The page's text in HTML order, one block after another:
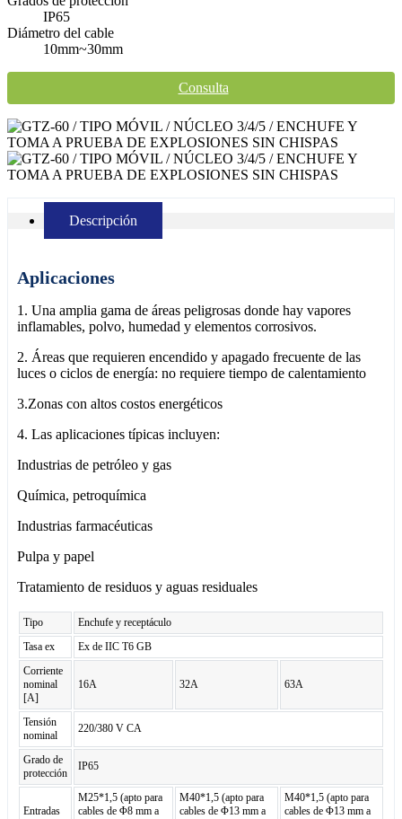
IP65
Diámetro del cable
10mm~30mm
Consulta
Descripción
Aplicaciones
1. Una amplia gama de áreas peligrosas donde hay vapores
inflamables, polvo, humedad y elementos corrosivos.
2. Áreas que requieren encendido y apagado frecuente de las
luces o ciclos de energía: no requiere tiempo de calentamiento
3.Zonas con altos costos energéticos
4. Las aplicaciones típicas incluyen:
Industrias de petróleo y gas
Química, petroquímica
Industrias farmacéuticas
Pulpa y papel
Tratamiento de residuos y aguas residuales
Tipo
Enchufe y receptáculo
Tasa ex
Ex de IIC T6 GB
Corriente
nominal
[A]
16A 32A 63A
Tensión
nominal
220/380 V CA
Grado de
protección
IP65
Entradas
M25*1,5 (apto para
cables de Φ8 mm a
M40*1,5 (apto para
cables de Φ13 mm a
M40*1,5 (apto para
cables de Φ13 mm a